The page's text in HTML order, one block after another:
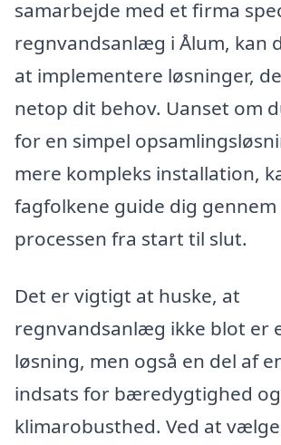
samarbejde med et firma
regnvandsanlæg i Ålum, kan
at implementere løsninger,
netop dit behov. Uanset om
for en simpel
mere kompleks installation,
fagfolkene guide dig gennem
processen fra start til slut.
Det er vigtigt at huske, at
regnvandsanlæg ikke blot er
løsning, men også en del af
indsats for bæredygtighed og
klimarobusthed. Ved at